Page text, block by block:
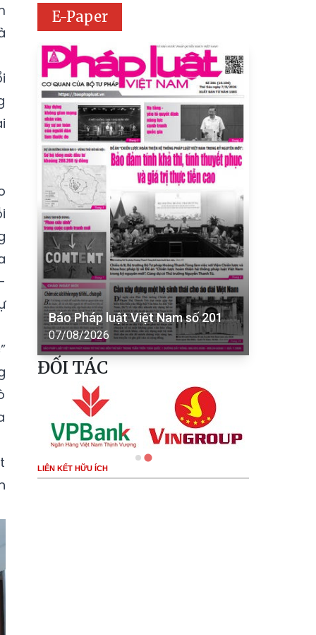
E-Paper
Báo Pháp luật Việt Nam số 201
07/08/2026
ĐỐI TÁC
LIÊN KẾT HỮU ÍCH